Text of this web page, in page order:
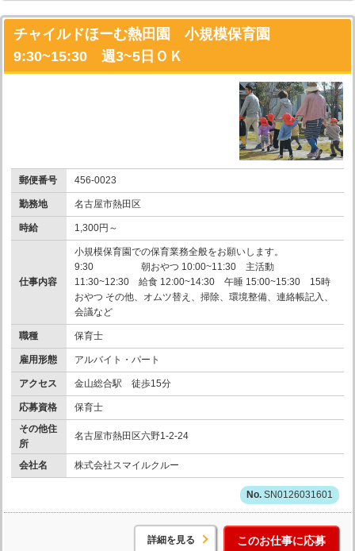
チャイルドほーむ熱田園 小規模保育園
9:30~15:30 週3~5日ＯＫ
郵便番号 456-0023
勤務地 名古屋市熱田区
時給 1,300円～
仕事内容
小規模保育園での保育業務全般をお願いします。
9:30 朝おやつ 10:00~11:30 主活動
11:30~12:30 給食 12:00~14:30 午睡 15:00~15:30 15時
おやつ その他、オムツ替え、掃除、環境整備、連絡帳記入、
会議など
職種 保育士
雇用形態 アルバイト・パート
アクセス 金山総合駅 徒歩15分
応募資格
保育士
その他住
所
名古屋市熱田区六野1-2-24
会社名 株式会社スマイルクルー
SN0126031601
詳細を見る このお仕事に応募